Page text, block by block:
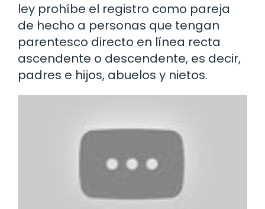
ley prohíbe el registro como pareja
de hecho a personas que tengan
parentesco directo en línea recta
ascendente o descendente, es decir,
padres e hijos, abuelos y nietos.